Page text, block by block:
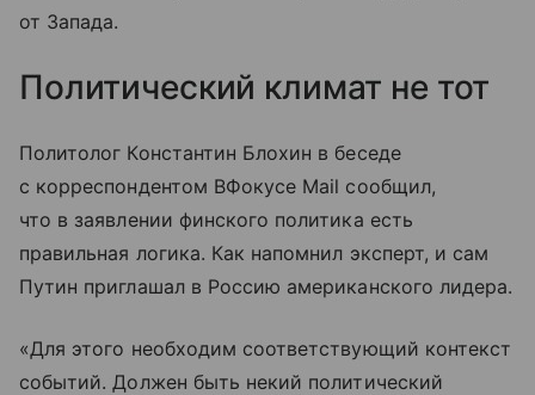
от Запада.
Политический климат не тот
Политолог Константин Блохин в беседе
с корреспондентом ВФокусе Mail сообщил,
что в заявлении финского политика есть
правильная логика. Как напомнил эксперт, и сам
Путин приглашал в Россию американского лидера.
«Для этого необходим соответствующий контекст
событий. Должен быть некий политический